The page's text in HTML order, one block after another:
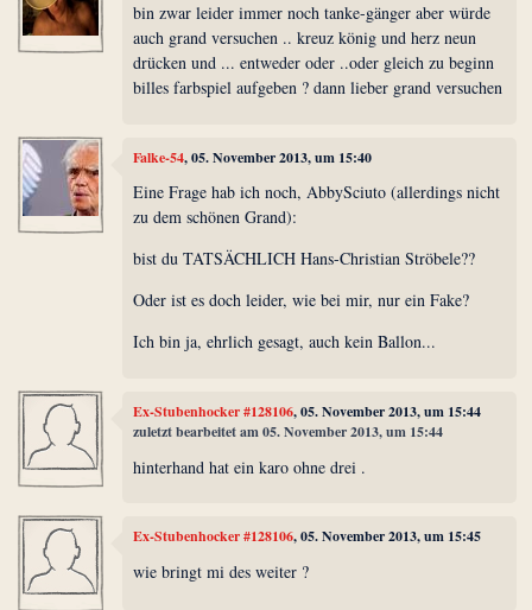
bin zwar leider immer noch tanke-gänger aber würde
auch grand versuchen .. kreuz könig und herz neun
drücken und ... entweder oder ..oder gleich zu beginn
billes farbspiel aufgeben ? dann lieber grand versuchen
Falke-54, 05. November 2013, um 15:40
Eine Frage hab ich noch, AbbySciuto (allerdings nicht
zu dem schönen Grand):
bist du TATSÄCHLICH Hans-Christian Ströbele??
Oder ist es doch leider, wie bei mir, nur ein Fake?
Ich bin ja, ehrlich gesagt, auch kein Ballon...
Ex-Stubenhocker #128106, 05. November 2013, um 15:44
zuletzt bearbeitet am 05. November 2013, um 15:44
hinterhand hat ein karo ohne drei .
Ex-Stubenhocker #128106, 05. November 2013, um 15:45
wie bringt mi des weiter ?